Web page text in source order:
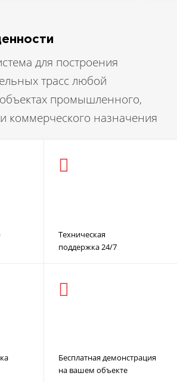
для построения
трасс любой
промышленного,
коммерческого назначения
Техническая
поддержка 24/7
Бесплатная демонстрация
на вашем объекте